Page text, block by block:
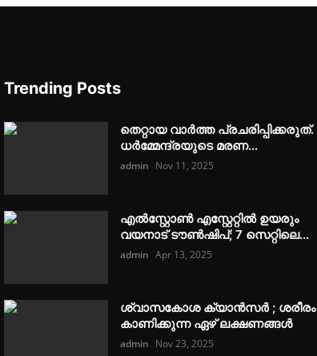
Trending Posts
തെറ്റായ വാർത്ത പ്രചരിപ്പിക്കരുത്.
ധര്‍മ്മേന്ദ്രയുടെ മരണ...
admin Nov 11, 2025
എൽസ്റ്റോൺ എസ്റ്റേറ്റിൽ ഉയരും
വയനാട് ടൗൺഷിപ്; 7 സെറ്റിലെ...
admin Apr 13, 2025
ശ്വാസകോശ ക്യാൻസർ ; ശരീരം
കാണിക്കുന്ന ഏഴ് ലക്ഷണങ്ങൾ
admin Nov 23, 2025